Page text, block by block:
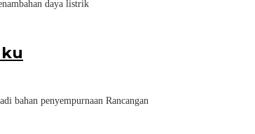
daya listrik
bahan penyempurnaan Rancangan